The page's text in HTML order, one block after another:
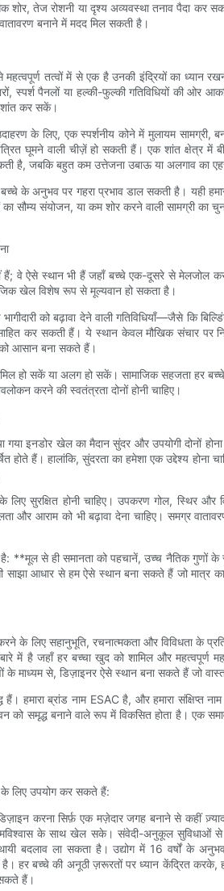
तेज रोशनी या दृश्य अव्यवस्था तनाव पैदा कर
बनाने में मदद मिल सकती है।
तत्वों में से एक है उनकी इंद्रियों का ध्यान
स्पर्श पैनलों या हल्की-फुल्की गतिविधियों की ओर
शांत कर सकें।
के लिए, एक स्पर्शनीय कोने में मुलायम सामग्री,
घूमने वाली चीज़ें हो सकती हैं। एक शांत क्षेत्र में
है, जबकि बहुत कम उत्तेजना उबाऊ या अलगाव का
के अनुभव पर गहरा प्रभाव डाल सकती है। यही
सौम्य संयोजन, या कम शोर करने वाली सामग्री का
हैं; वे ऐसे स्थान भी हैं जहाँ बच्चे एक-दूसरे से मेलजोल
खेल विशेष रूप से मूल्यवान हो सकता है।
को बढ़ावा देने वाली गतिविधियाँ—जैसे कि
कर सकती हैं। ये स्थान केवल मौखिक संचार पर
को आसान बना सकते हैं।
हो सकें या अलग हो सकें। सामाजिक सहजता
करने की स्वतंत्रता दोनों होनी चाहिए।
इनडोर खेल का मैदान सुंदर और उपयोगी दोनों
हैं। हालांकि, सुंदरता का हमेशा एक उद्देश्य होना
सुरक्षित होनी चाहिए। उपकरण गोल, स्थिर और
आराम को भी बढ़ावा देना चाहिए। समग्र
है: **मूल से ही समानता को पहचानें, उच्च नैतिक
साझा आधार से हम ऐसे स्थान बना सकते हैं जो मात्र
के लिए सहानुभूति, रचनात्मकता और विविधता के
में है जहाँ हर बच्चा खुद को शामिल और
से, डिज़ाइनर ऐसे स्थान बना सकते हैं जो वास्तव
हमारा ब्रांड नाम ESAC है, और हमारा संक्षिप्त
को समृद्ध बनाने वाले रूप में विकसित होता है। एक
के लिए उपयोग कर सकते हैं:
करना सिर्फ़ एक मज़ेदार जगह बनाने से कहीं
के साथ खेल सके। संवेदी-अनुकूल
बदलाव ला सकता है। उद्योग में 16 वर्षों के
है। हर बच्चे की अनूठी ज़रूरतों पर ध्यान केंद्रित
हैं।